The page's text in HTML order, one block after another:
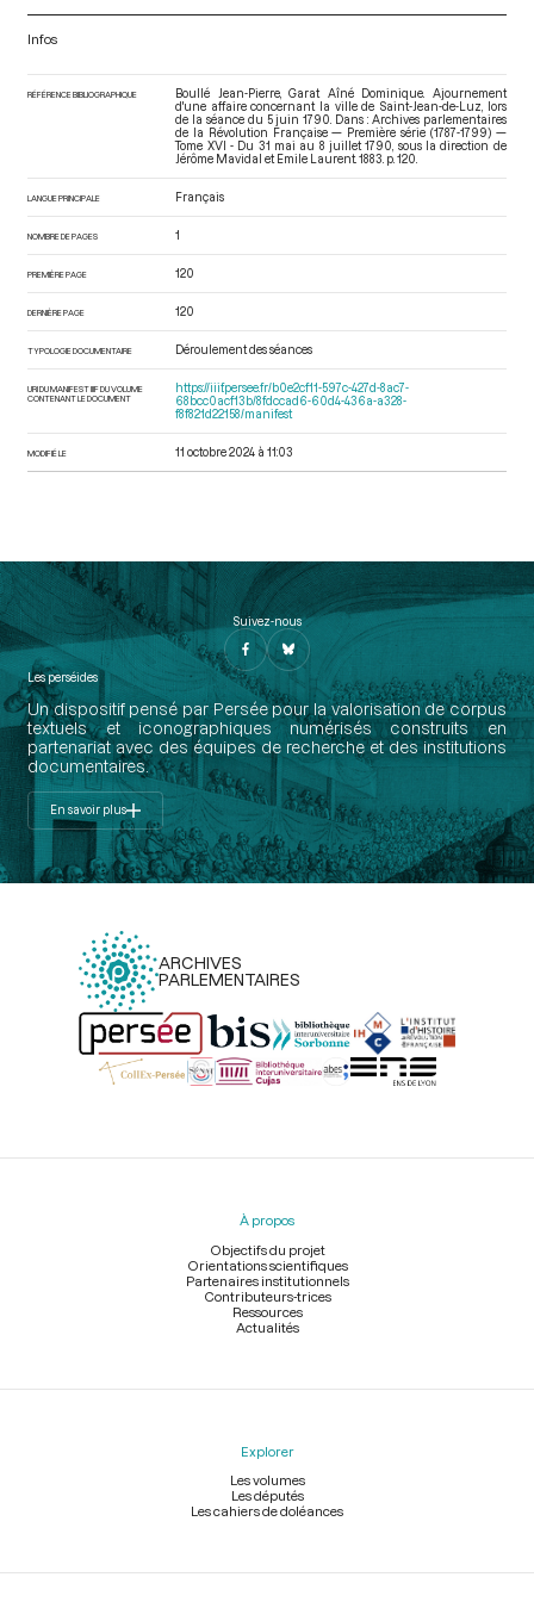
Infos
RÉFÉRENCE BIBLIOGRAPHIQUE
Boullé Jean-Pierre, Garat Aîné Dominique. Ajournement
d'une affaire concernant la ville de Saint-Jean-de-Luz, lors
de la séance du 5 juin 1790. Dans : Archives parlementaires
de la Révolution Française — Première série (1787-1799) —
Tome XVI - Du 31 mai au 8 juillet 1790 , sous la direction de
Jérôme Mavidal et Emile Laurent. 1883. p. 120.
LANGUE PRINCIPALE Français
NOMBRE DE PAGES 1
PREMIÈRE PAGE 120
DERNIÈRE PAGE 120
TYPOLOGIE DOCUMENTAIRE Déroulement des séances
URI DU MANIFEST IIIF DU VOLUME
CONTENANT LE DOCUMENT
https://iiif.persee.fr/b0e2cf11-597c-427d-8ac7-
68bcc0acf13b/8fdccad6-60d4-436a-a328-
f8f821d22158/manifest
MODIFIÉ LE 11 octobre 2024 à 11:03
Suivez-nous
Les perséides
Un dispositif pensé par Persée pour la valorisation de corpus
textuels et iconographiques numérisés construits en
partenariat avec des équipes de recherche et des institutions
documentaires.
En savoir plus
ARCHIVES
PARLEMENTAIRES
Menu
À propos
Objectifs du projet
Orientations scientifiques
Partenaires institutionnels
Contributeurs-trices
Ressources
Actualités
Explorer
Les volumes
Les députés
Les cahiers de doléances